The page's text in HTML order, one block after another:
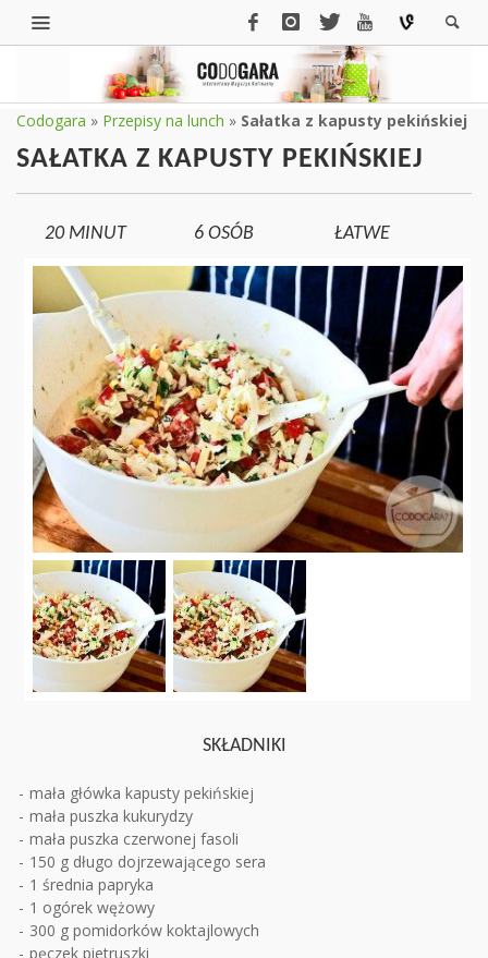
Codogara » Przepisy na lunch » Sałatka z kapusty pekińskiej
SAŁATKA Z KAPUSTY PEKIŃSKIEJ
20 MINUT 6 OSÓB ŁATWE
SKŁADNIKI
mała główka kapusty pekińskiej
mała puszka kukurydzy
mała puszka czerwonej fasoli
150 g długo dojrzewającego sera
1 średnia papryka
1 ogórek wężowy
300 g pomidorków koktajlowych
pęczek pietruszki